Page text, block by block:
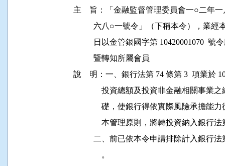
主    旨：「金融監督管理委員會一○二年
六八○一號令」（下稱本令），業經
日以金管銀國字第 10420001070
          暨轉知所屬會員
說    明：一、銀行法第 74 條第 3  項業於
投資總額及投資非金融相關事
礎，使銀行得依實際風險承擔
本管理原則，將轉投資納入銀
二、前已依本令申請排除計入銀
              。